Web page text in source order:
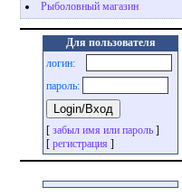
Рыболовный магазин
Для пользователя
логин:
пароль:
[ забыл имя или пароль ]
[ регистрация ]